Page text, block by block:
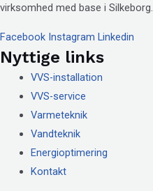
virksomhed med base i Silkeborg.
Facebook Instagram Linkedin
Nyttige links
VVS-installation
VVS-service
Varmeteknik
Vandteknik
Energioptimering
Kontakt